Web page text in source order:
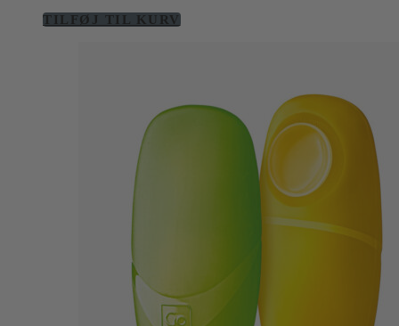
TILFØJ TIL KURV